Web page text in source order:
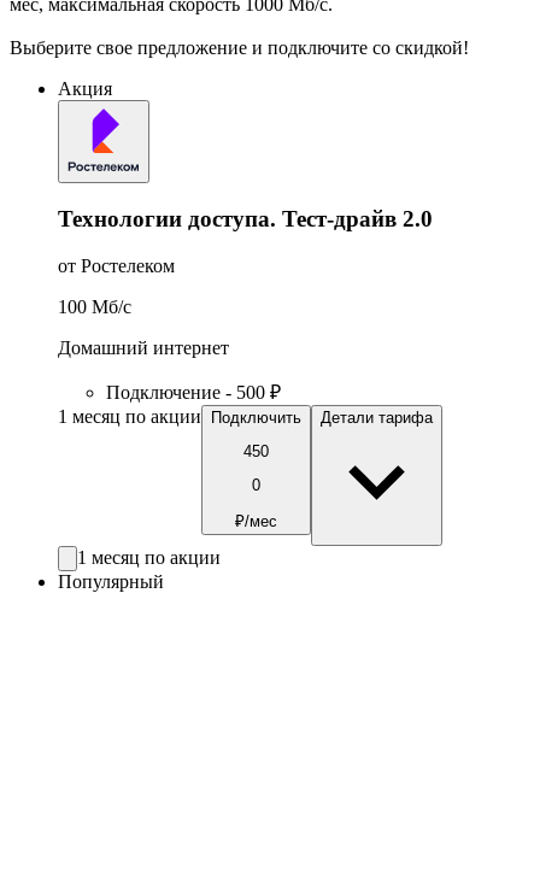
мес, максимальная скорость 1000 Мб/с.
Выберите свое предложение и подключите со скидкой!
Акция
Технологии доступа. Тест-драйв 2.0
от Ростелеком
100 Мб/c
Домашний интернет
Подключение - 500 ₽
1 месяц по акции
Подключить
450
0
₽/мес
Детали тарифа
1 месяц по акции
Популярный